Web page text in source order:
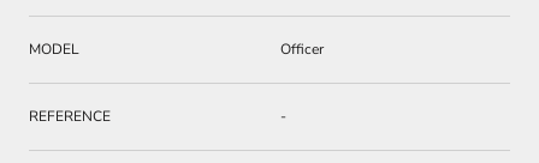
MODEL Officer
REFERENCE -